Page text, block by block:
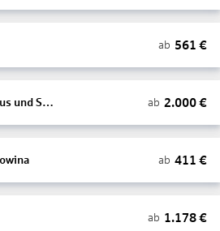
ab 561 €
Bonaire, Sint Eustatius und Saba ab 2.000€
ab 411 €
ab 1.178€